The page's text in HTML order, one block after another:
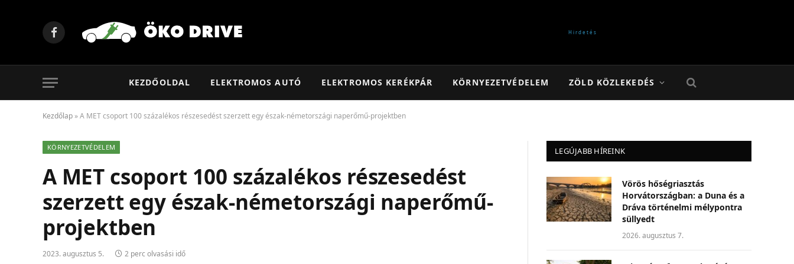
Facebook
KEZDŐOLDAL ELEKTROMOS AUTÓ ELEKTROMOS KERÉKPÁR KÖRNYEZETVÉDELEM ZÖLD KÖZLEKEDÉS
Kezdőlap »A MET csoport 100 százalékos részesedést szerzett egy észak-németországi naperőmű-projektben
KÖRNYEZETVÉDELEM
A MET csoport 100 százalékos részesedést
szerzett egy észak-németországi naperőmű-
projektben
2023. augusztus 5. 2 perc olvasási idő
LEGÚJABB HÍREINK
Vörös hőségriasztás
Horvátországban: a Duna és a
Dráva történelmi mélypontra
süllyedt
2026. augusztus 7.